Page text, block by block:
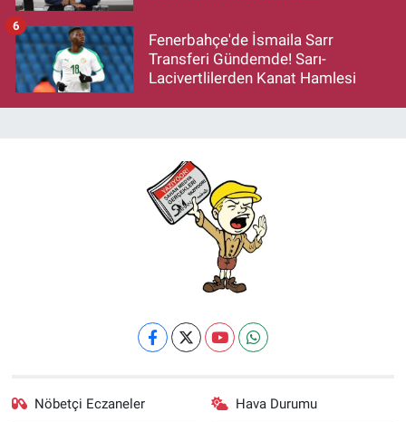
Fenerbahçe'de İsmaila Sarr
Transferi Gündemde! Sarı-
Lacivertlilerden Kanat Hamlesi
6
Nöbetçi Eczaneler Hava Durumu